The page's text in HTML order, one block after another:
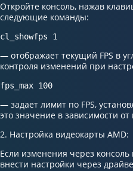
Откройте консоль, нажав
следующие команды:
cl_showfps 1
— отображает текущий FPS в
контроля изменений при
fps_max 100
— задает лимит по FPS,
это значение в зависимости
2. Настройка видеокарты AMD:
Если изменения через
внести настройки через